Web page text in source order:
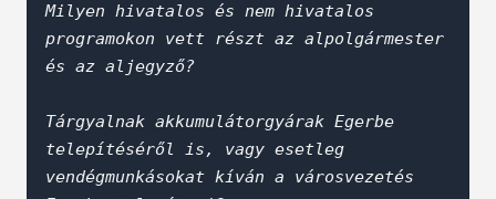
Milyen hivatalos és nem hivatalos
programokon vett részt az alpolgármester
és az aljegyző?
Tárgyalnak akkumulátorgyárak Egerbe
telepítéséről is, vagy esetleg
vendégmunkásokat kíván a városvezetés